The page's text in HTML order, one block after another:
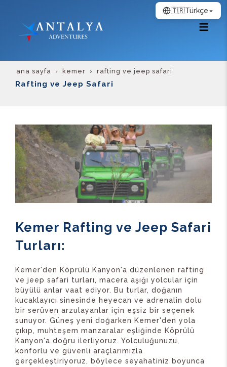
ana sayfa kemer rafting ve jeep safari
Rafting ve Jeep Safari
Kemer Rafting ve Jeep Safari
Turları:
Kemer'den Köprülü Kanyon'a düzenlenen rafting
ve jeep safari turları, macera aşığı yolcular için
büyülü anlar vaat ediyor. Bu turlar, doğanın
kucaklayıcı sinesinde heyecan ve adrenalin dolu
bir serüven arzulayanlar için eşsiz bir seçenek
sunuyor. Güneş yeni doğarken Kemer'den yola
çıkıp, muhteşem manzaralar eşliğinde Köprülü
Kanyon'a doğru ilerliyoruz. Yolculuğunuzu,
konforlu ve güvenli araçlarımızla
gerçekleştiriyoruz, böylece seyahatiniz boyunca
🇹🇷Türkçe